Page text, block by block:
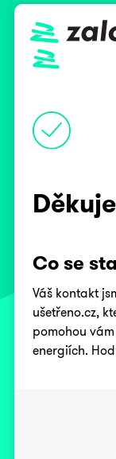
Co se
Váš kontakt
ušetřeno.cz,
pomohou
energiích.